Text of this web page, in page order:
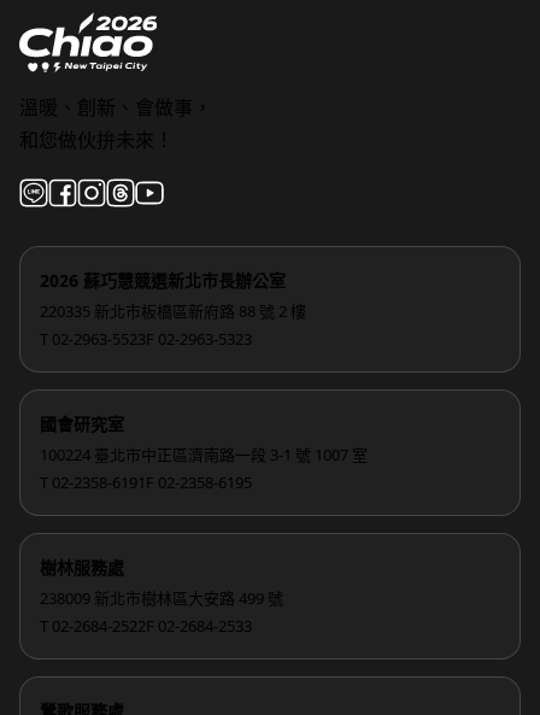
溫暖、創新、會做事，
和您做伙拚未來！
2026 蘇巧慧競選新北市長辦公室
220335 新北市板橋區新府路 88 號 2 樓
T 02-2963-5523F 02-2963-5323
國會研究室
100224 臺北市中正區濟南路一段 3-1 號 1007 室
T 02-2358-6191 F 02-2358-6195
樹林服務處
238009 新北市樹林區大安路 499 號
T 02-2684-2522F 02-2684-2533